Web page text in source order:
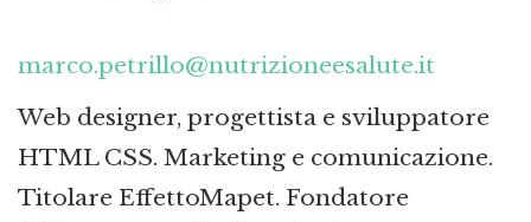
marco.petrillo@nutrizioneesalute.it
Web designer, progettista e sviluppatore
HTML CSS. Marketing e comunicazione.
Titolare EffettoMapet. Fondatore